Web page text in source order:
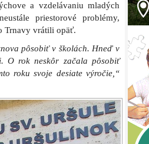
a vzdelávaniu mladých
priestorové problémy,
Trnavy vrátili opäť.
pôsobiť v školách. Hneď v
O rok neskôr začala pôsobiť
roku svoje desiate výročie,“